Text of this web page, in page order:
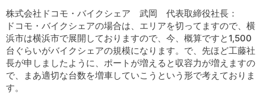
株式会社ドコモ・バイクシェア 武岡 代表取締役社長：
ドコモ・バイクシェアの場合は、エリアを切ってますので、横
浜市は横浜市で展開しておりますので、今、概算ですと1,500
台ぐらいがバイクシェアの規模になります。で、先ほど工藤社
長が申しましたように、ポートが増えると収容力が増えますの
で、まあ適切な台数を増車していこうという形で考えておりま
す。